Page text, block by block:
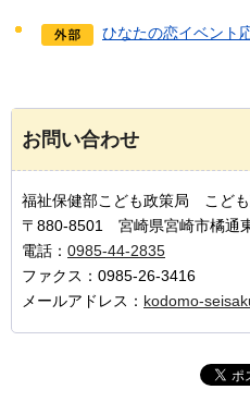
ひなたの恋イベント
お問い合わせ
福祉保健部こども政策局 こど
〒880-8501 宮崎県宮崎市橘通
電話： 0985-44-2835
ファクス：0985-26-3416
メールアドレス： kodomo-